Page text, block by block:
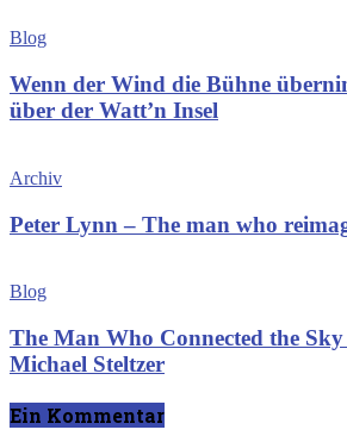
Blog
Wenn der Wind die Bühne
über der Watt’n Insel
Archiv
Peter Lynn – The man who
Blog
The Man Who Connected the
Michael Steltzer
Ein Kommentar